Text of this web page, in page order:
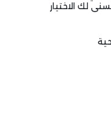
لك الاختيار